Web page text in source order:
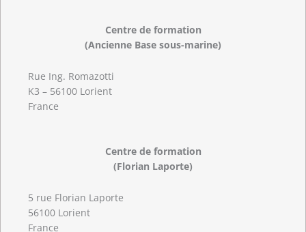
Centre de formation
(Ancienne Base sous-marine)
Rue Ing. Romazotti
K3 – 56100 Lorient
France
Centre de formation
(Florian Laporte)
5 rue Florian Laporte
56100 Lorient
France